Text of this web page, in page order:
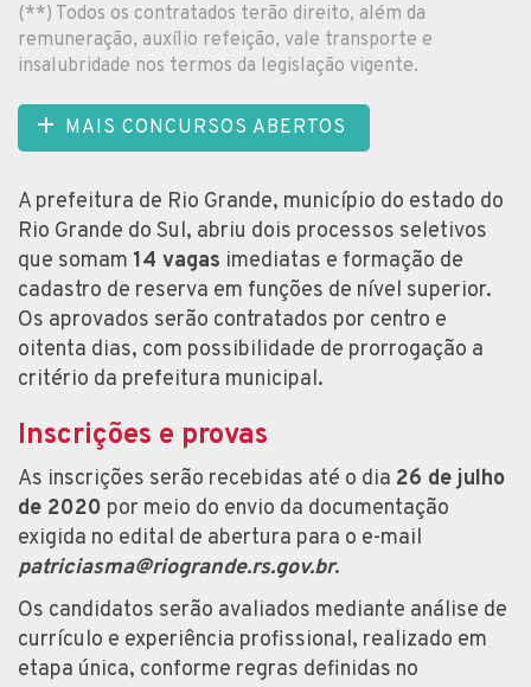
(**) Todos os contratados terão direito, além da
remuneração, auxílio refeição, vale transporte e
insalubridade nos termos da legislação vigente.
MAIS CONCURSOS ABERTOS
A prefeitura de Rio Grande, município do estado do
Rio Grande do Sul, abriu dois processos seletivos
que somam 14 vagas imediatas e formação de
cadastro de reserva em funções de nível superior.
Os aprovados serão contratados por centro e
oitenta dias, com possibilidade de prorrogação a
critério da prefeitura municipal.
Inscrições e provas
As inscrições serão recebidas até o dia 26 de julho
de 2020 por meio do envio da documentação
exigida no edital de abertura para o e-mail
patriciasma@riogrande.rs.gov.br.
Os candidatos serão avaliados mediante análise de
currículo e experiência profissional, realizado em
etapa única, conforme regras definidas no